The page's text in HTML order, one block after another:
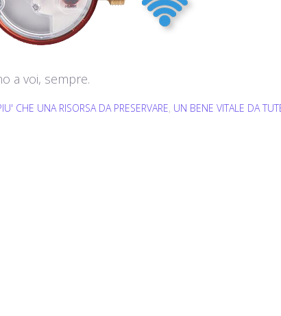
a voi, sempre.
CHE UNA RISORSA DA PRESERVARE, UN BENE VITALE DA